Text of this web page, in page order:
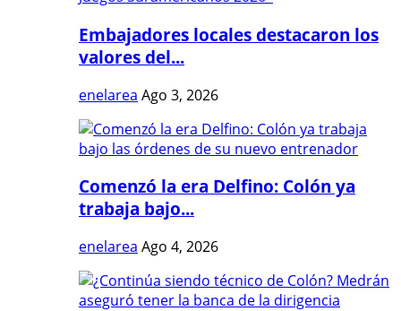
Embajadores locales destacaron los
valores del...
enelarea Ago 3, 2026
Comenzó la era Delfino: Colón ya
trabaja bajo...
enelarea Ago 4, 2026